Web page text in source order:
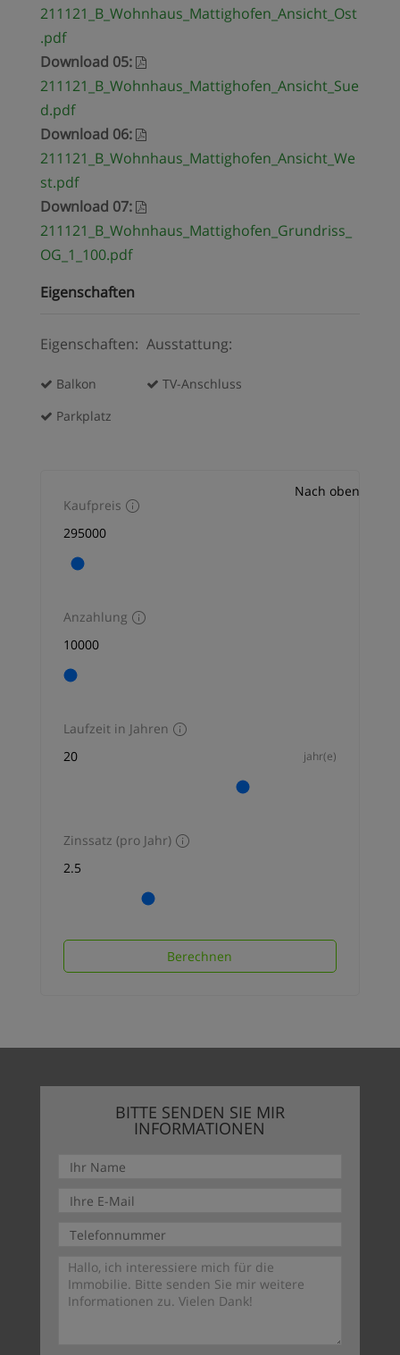
211121_B_Wohnhaus_Mattighofen_Ansicht_Ost
.pdf
Download 05:
211121_B_Wohnhaus_Mattighofen_Ansicht_Sue
d.pdf
Download 06:
211121_B_Wohnhaus_Mattighofen_Ansicht_We
st.pdf
Download 07:
211121_B_Wohnhaus_Mattighofen_Grundriss_
OG_1_100.pdf
Eigenschaften
Eigenschaften:
Balkon
Parkplatz
Ausstattung:
TV-Anschluss
Nach oben
Kaufpreis
Anzahlung
Laufzeit in Jahren
jahr(e)
Zinssatz (pro Jahr)
Berechnen
BITTE SENDEN SIE MIR
INFORMATIONEN